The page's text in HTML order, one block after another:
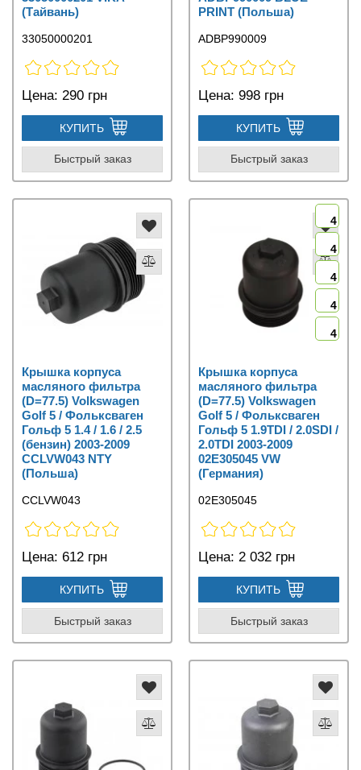
(Тайвань)
33050000201
Цена: 290 грн
КУПИТЬ
Быстрый заказ
PRINT (Польша)
ADBP990009
Цена: 998 грн
КУПИТЬ
Быстрый заказ
Крышка корпуса
масляного фильтра
(D=77.5) Volkswagen
Golf 5 / Фольксваген
Гольф 5 1.4 / 1.6 / 2.5
(бензин) 2003-2009
CCLVW043 NTY
(Польша)
CCLVW043
Цена: 612 грн
КУПИТЬ
Быстрый заказ
4
4
4
4
4
Крышка корпуса
масляного фильтра
(D=77.5) Volkswagen
Golf 5 / Фольксваген
Гольф 5 1.9TDI / 2.0SDI /
2.0TDI 2003-2009
02E305045 VW
(Германия)
02E305045
Цена: 2 032 грн
КУПИТЬ
Быстрый заказ